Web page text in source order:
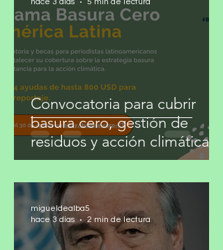
Convocatoria para cubrir
basura cero, gestión de
residuos y acción climática
migueldealba5
hace 3 días
5 min de lectura
migueldealba5
hace 3 días
2 min de lectura